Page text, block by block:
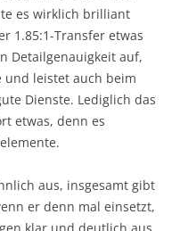
es wirklich brilliant
1.85:1-Transfer etwas
Detailgenauigkeit auf,
und leistet auch beim
Dienste. Lediglich das
etwas, denn es
aus, insgesamt gibt
er denn mal einsetzt,